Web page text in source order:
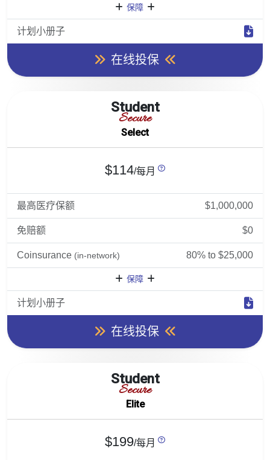
保障
计划小册子
在线投保
Student
Secure
Select
$114/每月
最高医疗保额 $1,000,000
免赔额 $0
Coinsurance (in-network) 80% to $25,000
保障
计划小册子
在线投保
Student
Secure
Elite
$199/每月